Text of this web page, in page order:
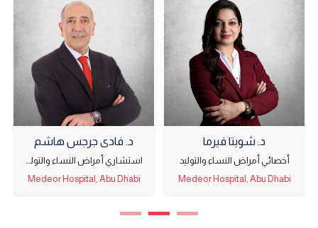
د. شويتا فيرما
أخصائي أمراض النساء والتوليد
Medeor Hospital, Abu Dhabi
د. فادي جرجس هاشم
Medeor Hospital, Abu Dhabi